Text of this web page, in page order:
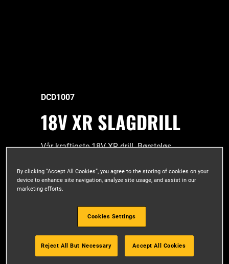
DCD1007
18V XR SLAGDRILL
Vår kraftigste 18V XR drill. Børsteløs
for økt applikasjonshastighet. Så du kan
jobbe raskere uten å gå på kompromiss
Les mer
By clicking “Accept All Cookies”, you agree to the storing of cookies on your
device to enhance site navigation, analyze site usage, and assist in our
marketing efforts.
Cookies Settings
Reject All But Necessary Accept All Cookies